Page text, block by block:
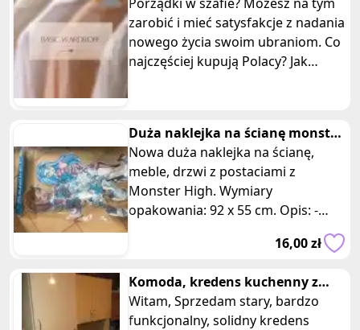
zarobić i mieć satysfakcje z nadania
nowego życia swoim ubraniom. Co
najczęściej kupują Polacy? Jak
Duża naklejka na ścianę monster
high niebieska
Nowa duża naklejka na ścianę,
meble, drzwi z postaciami z
Monster High. Wymiary
opakowania: 92 x 55 cm. Opis: -
16,00 zł
Komoda, kredens kuchenny z
dostawką, lata 60-70 PRL
Witam, Sprzedam stary, bardzo
funkcjonalny, solidny kredens